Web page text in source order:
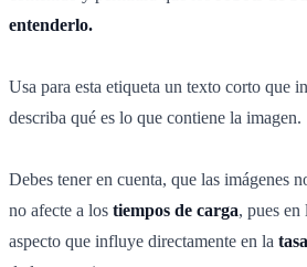
entenderlo.
Usa para esta etiqueta un texto corto que
describa qué es lo que contiene la imagen.
Debes tener en cuenta, que las imágenes
no afecte a los tiempos de carga, pues en
aspecto que influye directamente en la